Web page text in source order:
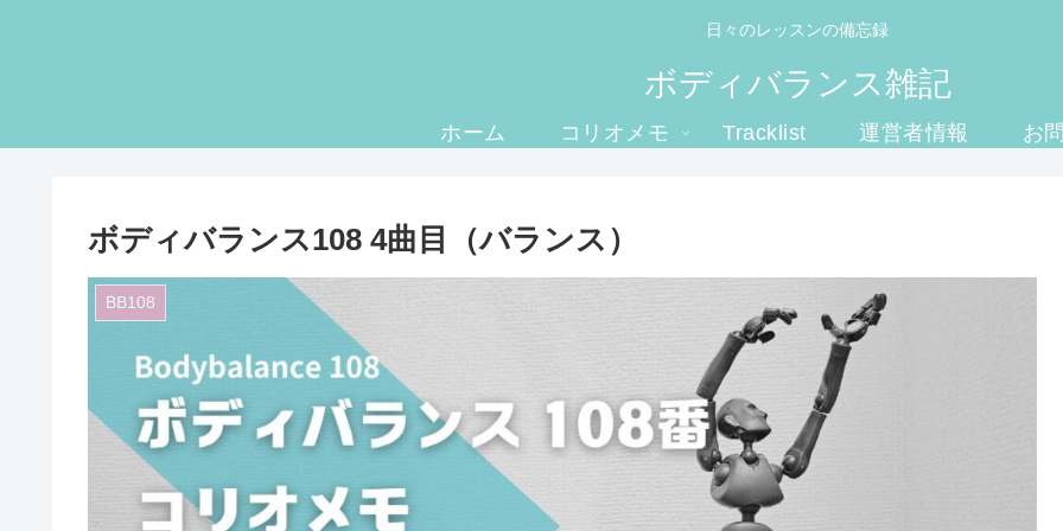
日々のレッスンの備忘録
ボディバランス雑記
ホーム コリオメモ Tracklist 運営者情報 お
ボディバランス108 4曲目（バランス）
BB108